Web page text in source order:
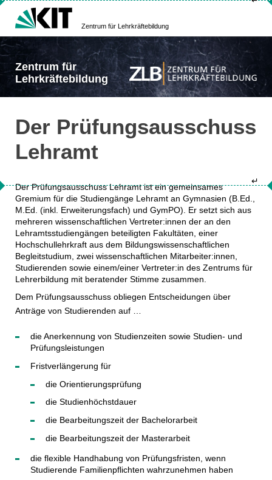
Zentrum für Lehrkräftebildung
Zentrum für
Lehrkräftebildung
Der Prüfungsausschuss
Lehramt
↵
Der Prüfungsausschuss Lehramt ist ein gemeinsames
Gremium für die Studiengänge Lehramt an Gymnasien (B.Ed.,
M.Ed. (inkl. Erweiterungsfach) und GymPO). Er setzt sich aus
mehreren wissenschaftlichen Vertreter:innen der an den
Lehramtsstudiengängen beteiligten Fakultäten, einer
Hochschullehrkraft aus dem Bildungswissenschaftlichen
Begleitstudium, zwei wissenschaftlichen Mitarbeiter:innen,
Studierenden sowie einem/einer Vertreter:in des Zentrums für
Lehrerbildung mit beratender Stimme zusammen.
Dem Prüfungsausschuss obliegen Entscheidungen über
Anträge von Studierenden auf …
die Anerkennung von Studienzeiten sowie Studien- und
Prüfungsleistungen
Fristverlängerung für
die Orientierungsprüfung
die Studienhöchstdauer
die Bearbeitungszeit der Bachelorarbeit
die Bearbeitungszeit der Masterarbeit
die flexible Handhabung von Prüfungsfristen, wenn
Studierende Familienpflichten wahrzunehmen haben